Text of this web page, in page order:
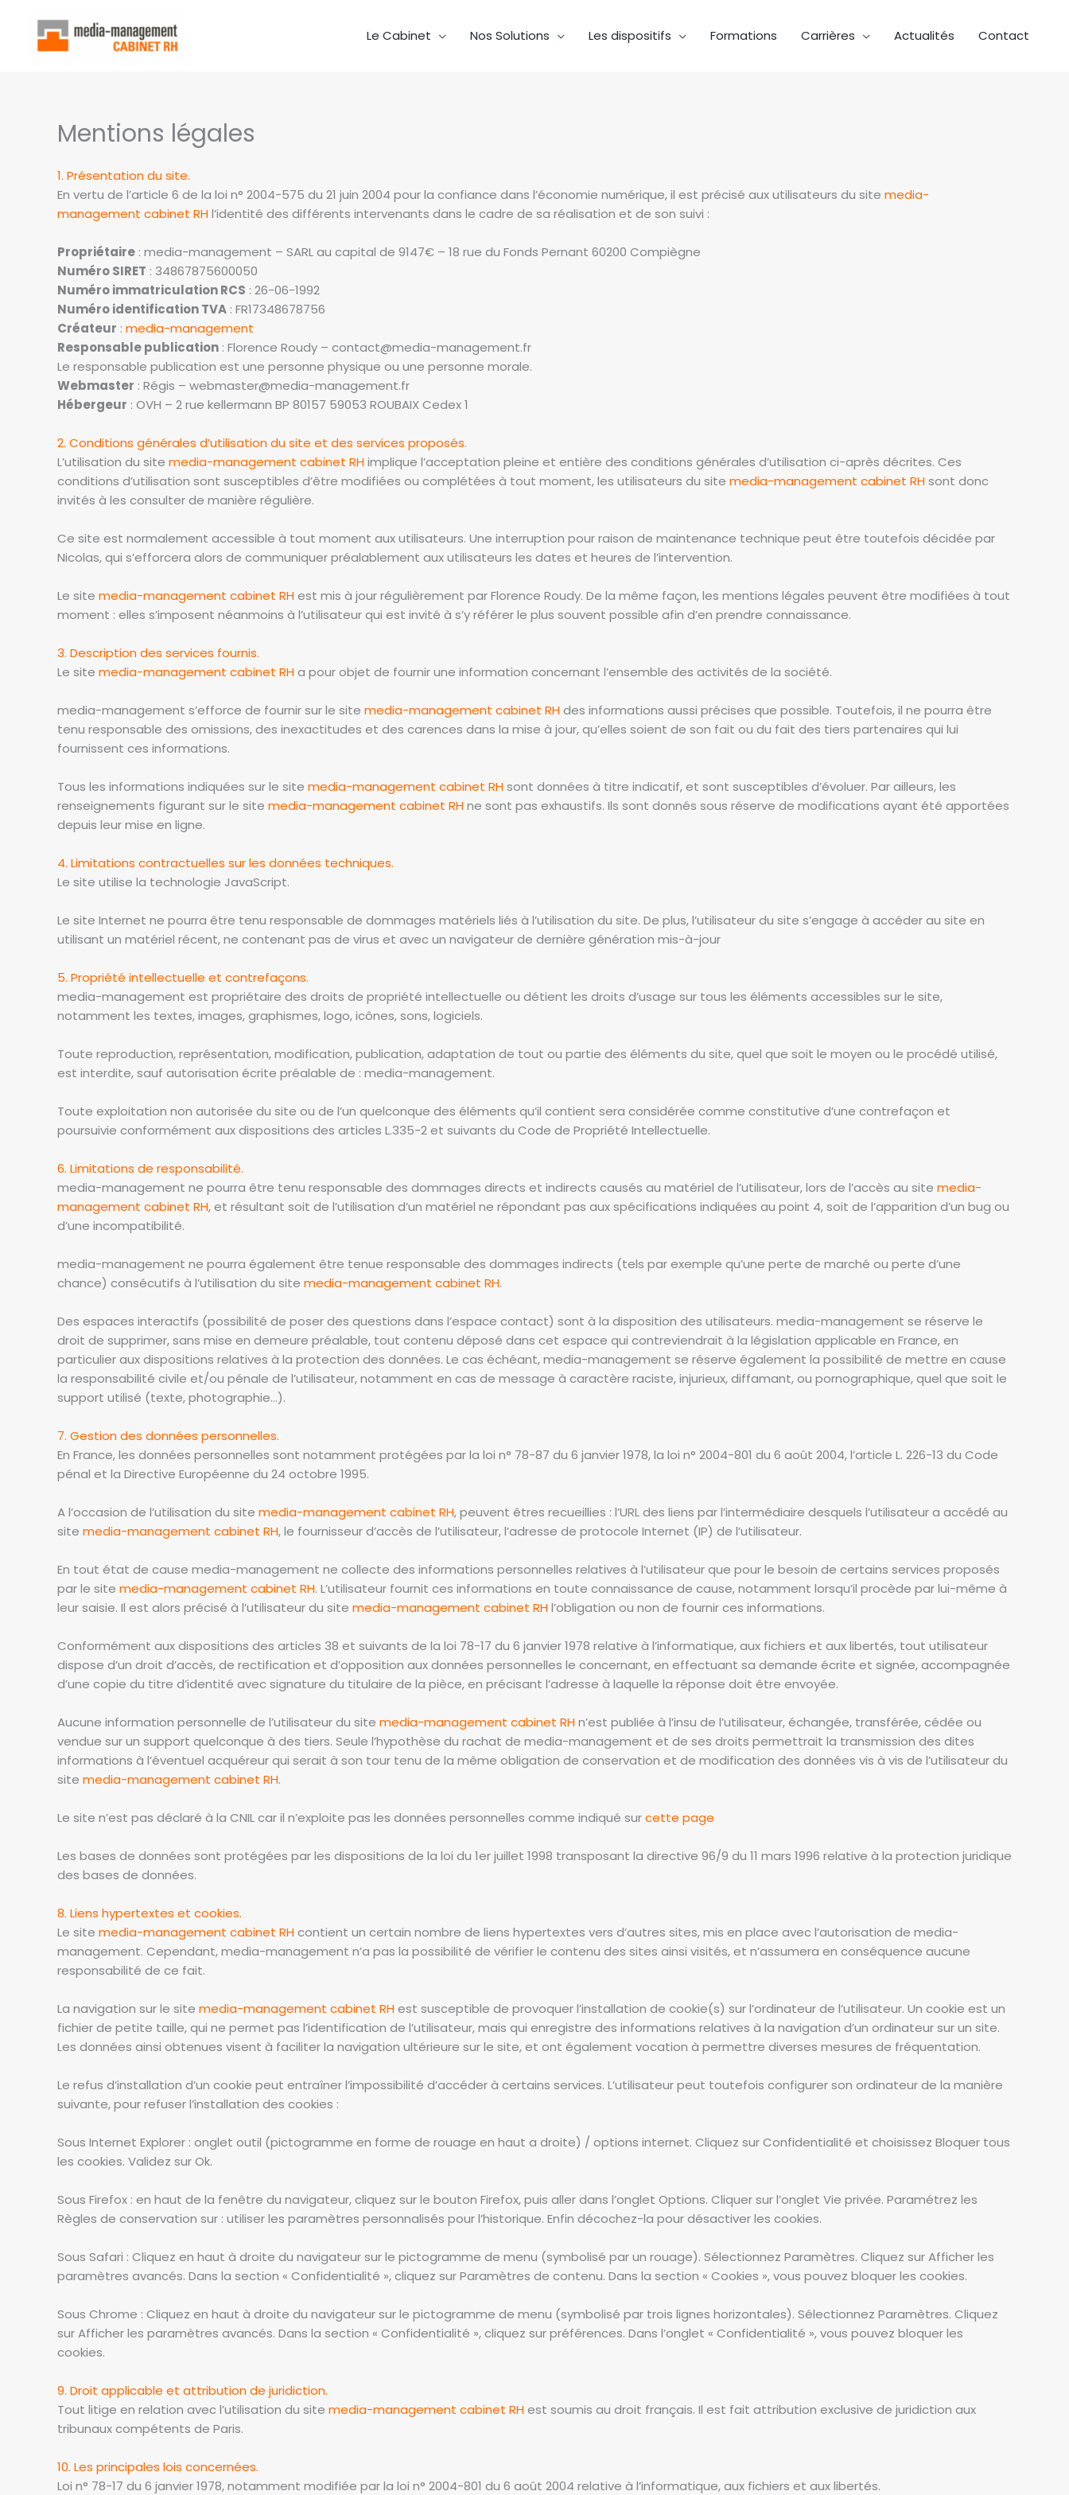
Le Cabinet Nos Solutions Les dispositifs Formations Carrières Actualités Contact
Mentions légales
1. Présentation du site.
En vertu de l’article 6 de la loi n° 2004-575 du 21 juin 2004 pour la confiance dans l’économie numérique, il est précisé aux utilisateurs du site media-
management cabinet RHl’identité des différents intervenants dans le cadre de sa réalisation et de son suivi :
Propriétaire : media-management – SARL au capital de 9147€ – 18 rue du Fonds Pernant 60200 Compiègne
Numéro SIRET : 34867875600050
Numéro immatriculation RCS : 26-06-1992
Numéro identification TVA : FR17348678756
Créateur : media-management
Responsable publication : Florence Roudy – contact@media-management.fr
Le responsable publication est une personne physique ou une personne morale.
Webmaster : Régis – webmaster@media-management.fr
Hébergeur : OVH – 2 rue kellermann BP 80157 59053 ROUBAIX Cedex 1
2. Conditions générales d’utilisation du site et des services proposés.
L’utilisation du site media-management cabinet RHimplique l’acceptation pleine et entière des conditions générales d’utilisation ci-après décrites. Ces
conditions d’utilisation sont susceptibles d’être modifiées ou complétées à tout moment, les utilisateurs du site media-management cabinet RHsont donc
invités à les consulter de manière régulière.
Ce site est normalement accessible à tout moment aux utilisateurs. Une interruption pour raison de maintenance technique peut être toutefois décidée par
Nicolas, qui s’efforcera alors de communiquer préalablement aux utilisateurs les dates et heures de l’intervention.
Le site media-management cabinet RHest mis à jour régulièrement par Florence Roudy. De la même façon, les mentions légales peuvent être modifiées à tout
moment : elles s’imposent néanmoins à l’utilisateur qui est invité à s’y référer le plus souvent possible afin d’en prendre connaissance.
3. Description des services fournis.
Le site media-management cabinet RHa pour objet de fournir une information concernant l’ensemble des activités de la société.
media-management s’efforce de fournir sur le site media-management cabinet RHdes informations aussi précises que possible. Toutefois, il ne pourra être
tenu responsable des omissions, des inexactitudes et des carences dans la mise à jour, qu’elles soient de son fait ou du fait des tiers partenaires qui lui
fournissent ces informations.
Tous les informations indiquées sur le site media-management cabinet RHsont données à titre indicatif, et sont susceptibles d’évoluer. Par ailleurs, les
renseignements figurant sur le site media-management cabinet RHne sont pas exhaustifs. Ils sont donnés sous réserve de modifications ayant été apportées
depuis leur mise en ligne.
4. Limitations contractuelles sur les données techniques.
Le site utilise la technologie JavaScript.
Le site Internet ne pourra être tenu responsable de dommages matériels liés à l’utilisation du site. De plus, l’utilisateur du site s’engage à accéder au site en
utilisant un matériel récent, ne contenant pas de virus et avec un navigateur de dernière génération mis-à-jour
5. Propriété intellectuelle et contrefaçons.
media-management est propriétaire des droits de propriété intellectuelle ou détient les droits d’usage sur tous les éléments accessibles sur le site,
notamment les textes, images, graphismes, logo, icônes, sons, logiciels.
Toute reproduction, représentation, modification, publication, adaptation de tout ou partie des éléments du site, quel que soit le moyen ou le procédé utilisé,
est interdite, sauf autorisation écrite préalable de : media-management.
Toute exploitation non autorisée du site ou de l’un quelconque des éléments qu’il contient sera considérée comme constitutive d’une contrefaçon et
poursuivie conformément aux dispositions des articles L.335-2 et suivants du Code de Propriété Intellectuelle.
6. Limitations de responsabilité.
media-management ne pourra être tenu responsable des dommages directs et indirects causés au matériel de l’utilisateur, lors de l’accès au site media-
management cabinet RH, et résultant soit de l’utilisation d’un matériel ne répondant pas aux spécifications indiquées au point 4, soit de l’apparition d’un bug ou
d’une incompatibilité.
media-management ne pourra également être tenue responsable des dommages indirects (tels par exemple qu’une perte de marché ou perte d’une
chance) consécutifs à l’utilisation du site media-management cabinet RH.
Des espaces interactifs (possibilité de poser des questions dans l’espace contact) sont à la disposition des utilisateurs. media-management se réserve le
droit de supprimer, sans mise en demeure préalable, tout contenu déposé dans cet espace qui contreviendrait à la législation applicable en France, en
particulier aux dispositions relatives à la protection des données. Le cas échéant, media-management se réserve également la possibilité de mettre en cause
la responsabilité civile et/ou pénale de l’utilisateur, notamment en cas de message à caractère raciste, injurieux, diffamant, ou pornographique, quel que soit le
support utilisé (texte, photographie…).
7. Gestion des données personnelles.
En France, les données personnelles sont notamment protégées par la loi n° 78-87 du 6 janvier 1978, la loi n° 2004-801 du 6 août 2004, l’article L. 226-13 du Code
pénal et la Directive Européenne du 24 octobre 1995.
A l’occasion de l’utilisation du site media-management cabinet RH, peuvent êtres recueillies : l’URL des liens par l’intermédiaire desquels l’utilisateur a accédé au
site media-management cabinet RH, le fournisseur d’accès de l’utilisateur, l’adresse de protocole Internet (IP) de l’utilisateur.
En tout état de cause media-management ne collecte des informations personnelles relatives à l’utilisateur que pour le besoin de certains services proposés
par le site media-management cabinet RH. L’utilisateur fournit ces informations en toute connaissance de cause, notamment lorsqu’il procède par lui-même à
leur saisie. Il est alors précisé à l’utilisateur du site media-management cabinet RHl’obligation ou non de fournir ces informations.
Conformément aux dispositions des articles 38 et suivants de la loi 78-17 du 6 janvier 1978 relative à l’informatique, aux fichiers et aux libertés, tout utilisateur
dispose d’un droit d’accès, de rectification et d’opposition aux données personnelles le concernant, en effectuant sa demande écrite et signée, accompagnée
d’une copie du titre d’identité avec signature du titulaire de la pièce, en précisant l’adresse à laquelle la réponse doit être envoyée.
Aucune information personnelle de l’utilisateur du site media-management cabinet RHn’est publiée à l’insu de l’utilisateur, échangée, transférée, cédée ou
vendue sur un support quelconque à des tiers. Seule l’hypothèse du rachat de media-management et de ses droits permettrait la transmission des dites
informations à l’éventuel acquéreur qui serait à son tour tenu de la même obligation de conservation et de modification des données vis à vis de l’utilisateur du
site media-management cabinet RH.
Le site n’est pas déclaré à la CNIL car il n’exploite pas les données personnelles comme indiqué surcette page
Les bases de données sont protégées par les dispositions de la loi du 1er juillet 1998 transposant la directive 96/9 du 11 mars 1996 relative à la protection juridique
des bases de données.
8. Liens hypertextes et cookies.
Le site media-management cabinet RHcontient un certain nombre de liens hypertextes vers d’autres sites, mis en place avec l’autorisation de media-
management. Cependant, media-management n’a pas la possibilité de vérifier le contenu des sites ainsi visités, et n’assumera en conséquence aucune
responsabilité de ce fait.
La navigation sur le site media-management cabinet RHest susceptible de provoquer l’installation de cookie(s) sur l’ordinateur de l’utilisateur. Un cookie est un
fichier de petite taille, qui ne permet pas l’identification de l’utilisateur, mais qui enregistre des informations relatives à la navigation d’un ordinateur sur un site.
Les données ainsi obtenues visent à faciliter la navigation ultérieure sur le site, et ont également vocation à permettre diverses mesures de fréquentation.
Le refus d’installation d’un cookie peut entraîner l’impossibilité d’accéder à certains services. L’utilisateur peut toutefois configurer son ordinateur de la manière
suivante, pour refuser l’installation des cookies :
Sous Internet Explorer : onglet outil (pictogramme en forme de rouage en haut a droite) / options internet. Cliquez sur Confidentialité et choisissez Bloquer tous
les cookies. Validez sur Ok.
Sous Firefox : en haut de la fenêtre du navigateur, cliquez sur le bouton Firefox, puis aller dans l’onglet Options. Cliquer sur l’onglet Vie privée. Paramétrez les
Règles de conservation sur : utiliser les paramètres personnalisés pour l’historique. Enfin décochez-la pour désactiver les cookies.
Sous Safari : Cliquez en haut à droite du navigateur sur le pictogramme de menu (symbolisé par un rouage). Sélectionnez Paramètres. Cliquez sur Afficher les
paramètres avancés. Dans la section « Confidentialité », cliquez sur Paramètres de contenu. Dans la section « Cookies », vous pouvez bloquer les cookies.
Sous Chrome : Cliquez en haut à droite du navigateur sur le pictogramme de menu (symbolisé par trois lignes horizontales). Sélectionnez Paramètres. Cliquez
sur Afficher les paramètres avancés. Dans la section « Confidentialité », cliquez sur préférences. Dans l’onglet « Confidentialité », vous pouvez bloquer les
cookies.
9. Droit applicable et attribution de juridiction.
Tout litige en relation avec l’utilisation du site media-management cabinet RHest soumis au droit français. Il est fait attribution exclusive de juridiction aux
tribunaux compétents de Paris.
10. Les principales lois concernées.
Loi n° 78-17 du 6 janvier 1978, notamment modifiée par la loi n° 2004-801 du 6 août 2004 relative à l’informatique, aux fichiers et aux libertés.